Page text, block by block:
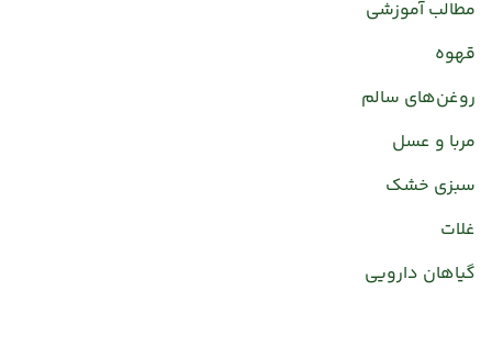
مطالب آموزشی
قهوه
روغن‌های سالم
مربا و عسل
سبزی خشک
غلات
گیاهان دارویی